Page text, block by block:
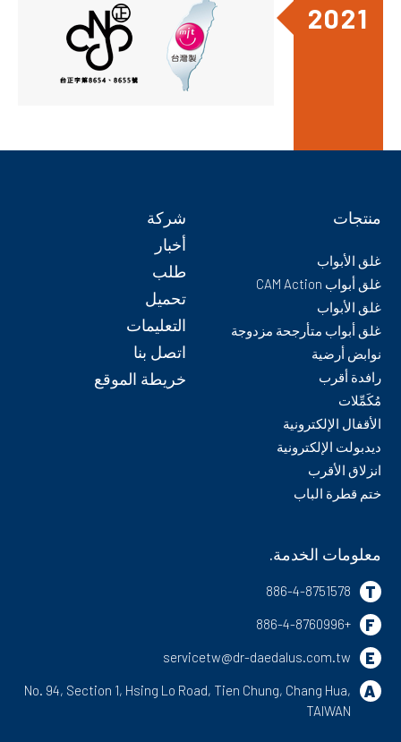
2021
منتجات
غلق الأبواب
غلق أبواب CAM Action
غلق الأبواب
غلق أبواب متأرجحة مزدوجة
نوابض أرضية
رافدة أقرب
مُكَمِّلات
الأقفال الإلكترونية
ديدبولت الإلكترونية
انزلاق الأقرب
ختم قطرة الباب
شركة
أخبار
طلب
تحميل
التعليمات
اتصل بنا
خريطة الموقع
معلومات الخدمة.
T
886-4-8751578
F
+886-4-8760996
E
servicetw@dr-daedalus.com.tw
A
No. 94, Section 1, Hsing Lo Road, Tien Chung, Chang Hua,
TAIWAN